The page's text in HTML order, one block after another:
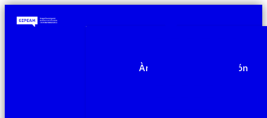
Àmbitos de investigación